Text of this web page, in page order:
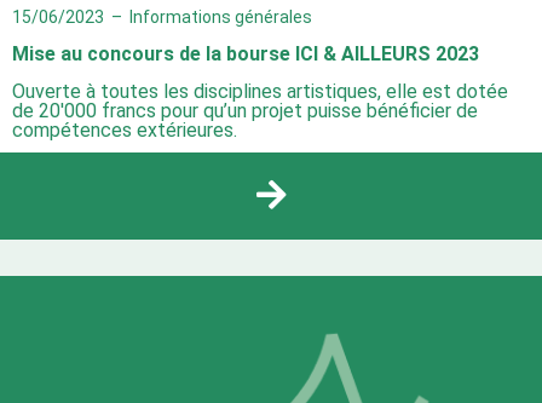
15/06/2023 – Informations générales
Mise au concours de la bourse ICI & AILLEURS 2023
Ouverte à toutes les disciplines artistiques, elle est dotée
de 20'000 francs pour qu’un projet puisse bénéficier de
compétences extérieures.